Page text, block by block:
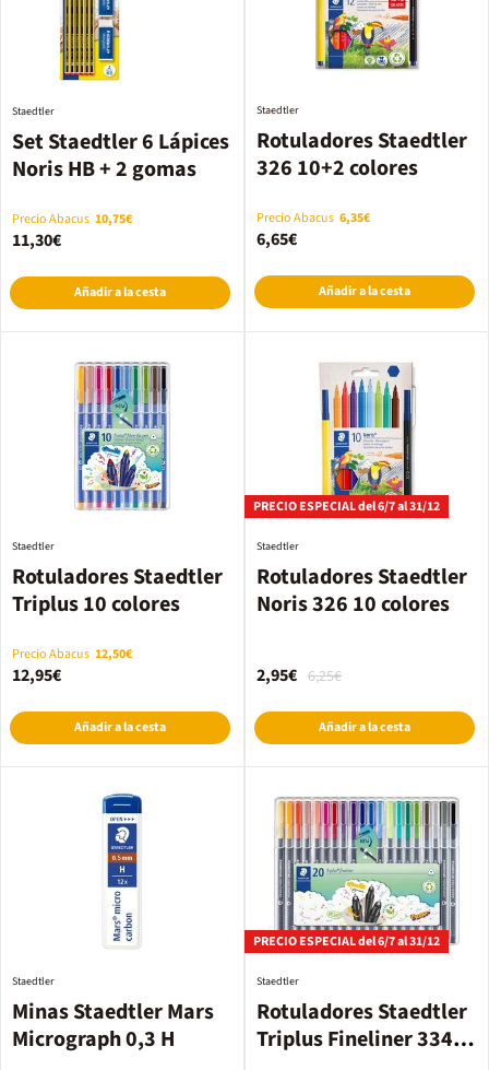
Set Staedtler 6 Lápices
Noris HB + 2 gomas
Staedtler
Precio Abacus 10,75€
11,30€
Añadir a la cesta
Rotuladores Staedtler
326 10+2 colores
Staedtler
Precio Abacus 6,35€
6,65€
Añadir a la cesta
Rotuladores Staedtler
Triplus 10 colores
Staedtler
Precio Abacus 12,50€
12,95€
Añadir a la cesta
PRECIO ESPECIAL del 6/7 al 31/12
Rotuladores Staedtler
Noris 326 10 colores
Staedtler
6,25€
2,95€
Añadir a la cesta
Minas Staedtler Mars
Micrograph 0,3 H
Staedtler
PRECIO ESPECIAL del 6/7 al 31/12
Rotuladores Staedtler
Triplus Fineliner 334
Staedtler